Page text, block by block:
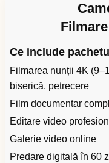
Ce include
Filmarea nunții 4K
biserică, petrecere
Film documentar
Editare video
Galerie video online
Predare digitală în 60